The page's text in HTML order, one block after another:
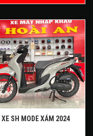
XE SH MODE XÁM 2024